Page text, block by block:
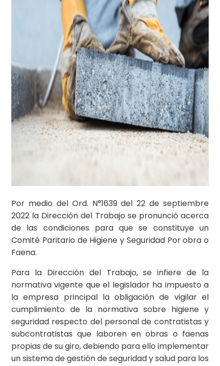
Por medio del Ord. N°1639 del 22 de septiembre
2022 la Dirección del Trabajo se pronunció acerca
de las condiciones para que se constituye un
Comité Paritario de Higiene y Seguridad Por obra o
Faena.
Para la Dirección del Trabajo, se infiere de la
normativa vigente que el legislador ha impuesto a
la empresa principal la obligación de vigilar el
cumplimiento de la normativa sobre higiene y
seguridad respecto del personal de contratistas y
subcontratistas que laboren en obras o faenas
propias de su giro, debiendo para ello implementar
un sistema de gestión de seguridad y salud para los